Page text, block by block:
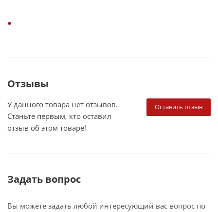
Отзывы
Оставить отзыв
У данного товара нет отзывов.
Станьте первым, кто оставил
отзыв об этом товаре!
Задать вопрос
Вы можете задать любой интересующий вас вопрос по